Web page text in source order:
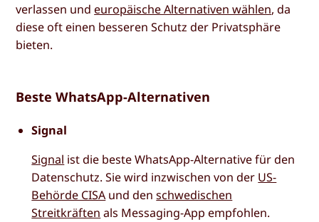
verlassen und europäische Alternativen wählen, da
diese oft einen besseren Schutz der Privatsphäre
bieten.
Beste WhatsApp-Alternativen
Signal
Signal ist die beste WhatsApp-Alternative für den
Datenschutz. Sie wird inzwischen von der US-
Behörde CISAund denschwedischen
Streitkräften als Messaging-App empfohlen.